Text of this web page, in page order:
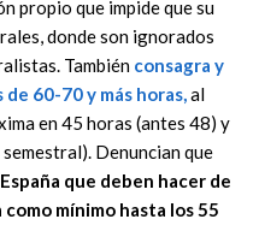
propio que impide que su
donde son ignorados
También consagra y
60-70 y más horas,al
en 45 horas (antes 48) y
Denuncian que
que deben hacer de
mínimo hasta los 55